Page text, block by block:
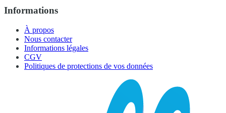
Informations
À propos
Nous contacter
Informations légales
CGV
Politiques de protections de vos données